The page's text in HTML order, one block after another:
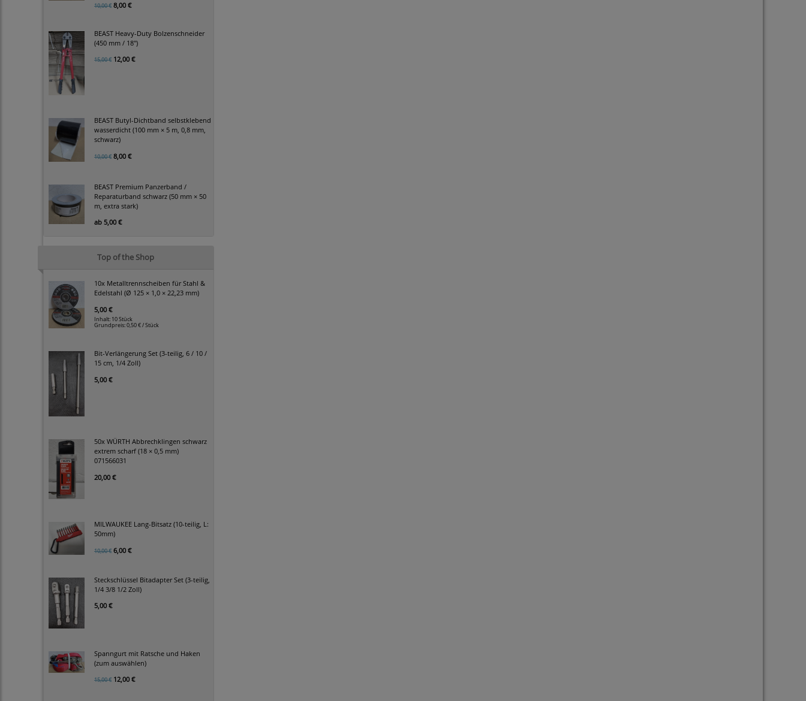
10,00 € 8,00 €
BEAST Heavy-Duty Bolzenschneider
(450 mm / 18")
15,00 € 12,00 €
BEAST Butyl-Dichtband selbstklebend
wasserdicht (100 mm × 5 m, 0,8 mm,
schwarz)
10,00 € 8,00 €
BEAST Premium Panzerband /
Reparaturband schwarz (50 mm × 50
m, extra stark)
ab 5,00 €
Top of the Shop
10x Metalltrennscheiben für Stahl &
Edelstahl (Ø 125 × 1,0 × 22,23 mm)
5,00 €
Inhalt: 10 Stück
Grundpreis:0,50 € / Stück
Bit-Verlängerung Set (3-teilig, 6 / 10 /
15 cm, 1/4 Zoll)
5,00 €
50x WÜRTH Abbrechklingen schwarz
extrem scharf (18 × 0,5 mm)
071566031
20,00 €
MILWAUKEE Lang-Bitsatz (10-teilig, L:
50mm)
10,00 € 6,00 €
Steckschlüssel Bitadapter Set (3-teilig,
1/4 3/8 1/2 Zoll)
5,00 €
Spanngurt mit Ratsche und Haken
(zum auswählen)
15,00 € 12,00 €